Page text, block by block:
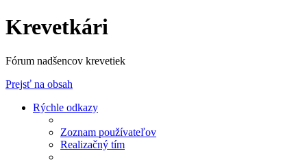
Krevetkári
Fórum nadšencov krevetiek
Prejsť na obsah
Rýchle odkazy
Zoznam používateľov
Realizačný tím